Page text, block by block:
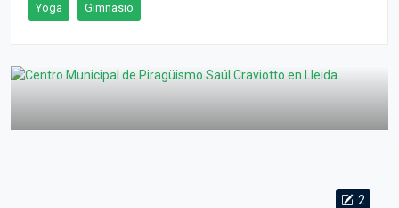
Yoga Gimnasio
2